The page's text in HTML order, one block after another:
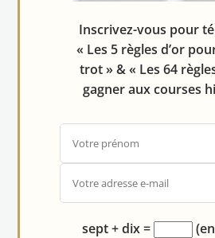
Inscrivez-vous pour
« Les 5 règles d’or
trot » & « Les 64
gagner aux courses
sept + dix=